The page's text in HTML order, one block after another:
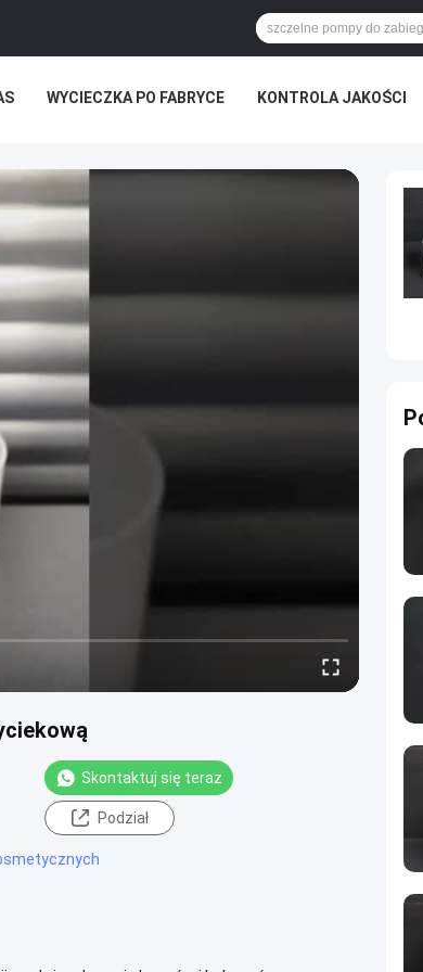
WYCIECZKA PO FABRYCE KONTROLA JAKOŚCI
Skontaktuj się teraz
Podział